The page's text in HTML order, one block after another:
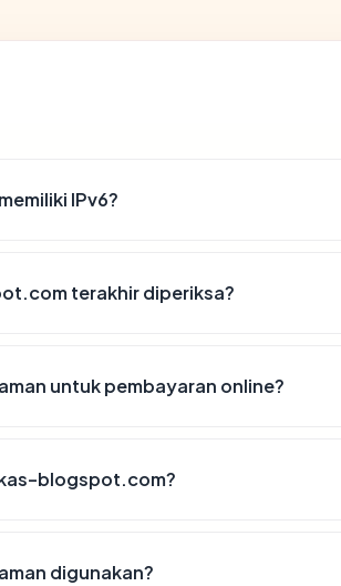
IPv6?
terakhir diperiksa?
untuk pembayaran online?
blogspot.com?
digunakan?